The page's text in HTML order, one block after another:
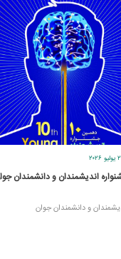
اندیشمندان و دانشمندان
و دانشمندان جوان